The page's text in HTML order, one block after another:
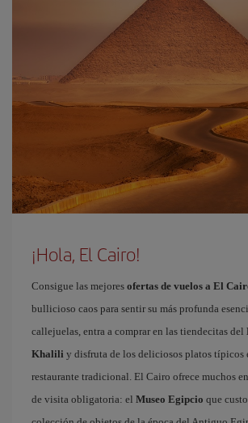
¡Hola, El Cairo!
Consigue las mejores ofertas de vuelos a El
bullicioso caos para sentir su más profunda
callejuelas, entra a comprar en las tiendecitas del
Khalili y disfruta de los deliciosos platos típicos
restaurante tradicional. El Cairo ofrece muchos
de visita obligatoria: el Museo Egipcio que